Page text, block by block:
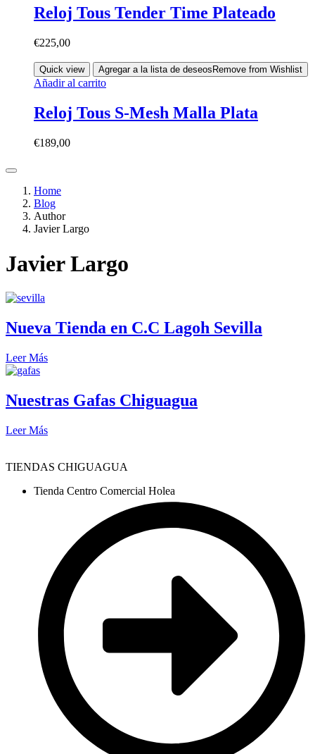
Reloj Tous Tender Time Plateado
€225,00
Quick view Agregar a la lista de deseos Remove from Wishlist
Añadir al carrito
Reloj Tous S-Mesh Malla Plata
€189,00
Home
Blog
Author
Javier Largo
Javier Largo
Nueva Tienda en C.C Lagoh Sevilla
Leer Más
Nuestras Gafas Chiguagua
Leer Más
TIENDAS CHIGUAGUA
Tienda Centro Comercial Holea